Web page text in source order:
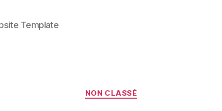
Template
Categories
NON CLASSÉ